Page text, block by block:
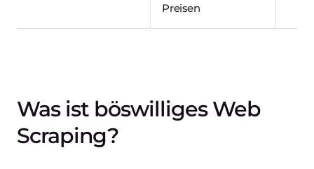
Preisen
Was ist böswilliges Web
Scraping?